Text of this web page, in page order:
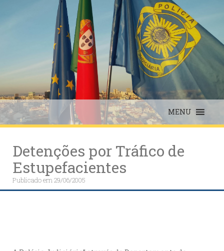
MENU
Detenções por Tráfico de
Estupefacientes
Publicado em29/06/2005